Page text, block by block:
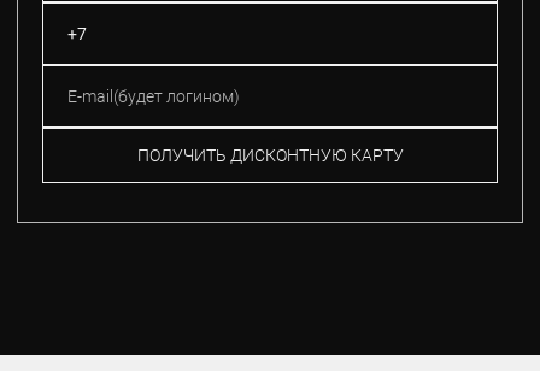
ПОЛУЧИТЬ ДИСКОНТНУЮ КАРТУ